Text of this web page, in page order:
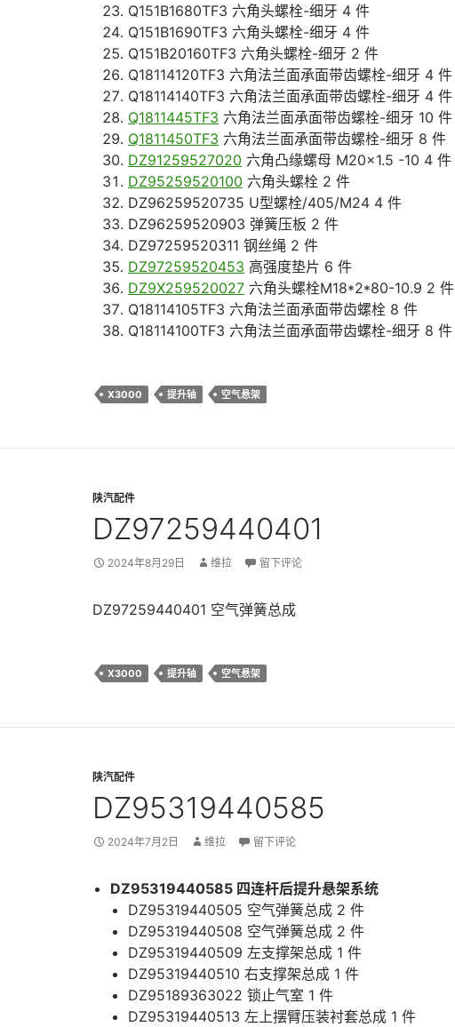
Q151B1680TF3 六角头螺栓-细牙 4 件
Q151B1690TF3 六角头螺栓-细牙 4 件
Q151B20160TF3 六角头螺栓-细牙 2 件
Q18114120TF3 六角法兰面承面带齿螺栓-细牙 4 件
Q18114140TF3 六角法兰面承面带齿螺栓-细牙 4 件
Q1811445TF3 六角法兰面承面带齿螺栓-细牙 10 件
Q1811450TF3 六角法兰面承面带齿螺栓-细牙 8 件
DZ91259527020 六角凸缘螺母 M20×1.5 -10 4 件
DZ95259520100 六角头螺栓 2 件
DZ96259520735 U型螺栓/405/M24 4 件
DZ96259520903 弹簧压板 2 件
DZ97259520311 钢丝绳 2 件
DZ97259520453 高强度垫片 6 件
DZ9X259520027 六角头螺栓M18*2*80-10.9 2 件
Q18114105TF3 六角法兰面承面带齿螺栓 8 件
Q18114100TF3 六角法兰面承面带齿螺栓-细牙 8 件
X3000 提升轴 空气悬架
陕汽配件
DZ97259440401
2024年8月29日 维拉 留下评论
DZ97259440401 空气弹簧总成
X3000 提升轴 空气悬架
陕汽配件
DZ95319440585
2024年7月2日 维拉 留下评论
DZ95319440585 四连杆后提升悬架系统
DZ95319440505 空气弹簧总成 2 件
DZ95319440508 空气弹簧总成 2 件
DZ95319440509 左支撑架总成 1 件
DZ95319440510 右支撑架总成 1 件
DZ95189363022 锁止气室 1 件
DZ95319440513 左上摆臂压装衬套总成 1 件